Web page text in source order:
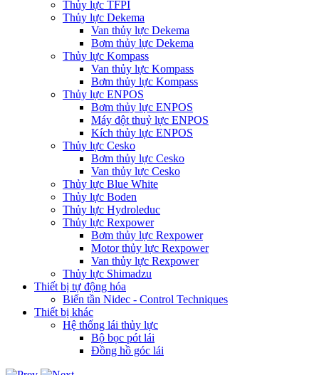
Thủy lực TFPI
Thủy lực Dekema
Van thủy lực Dekema
Bơm thủy lực Dekema
Thủy lực Kompass
Van thủy lực Kompass
Bơm thủy lực Kompass
Thủy lực ENPOS
Bơm thủy lực ENPOS
Máy đột thuỷ lực ENPOS
Kích thủy lực ENPOS
Thủy lực Cesko
Bơm thủy lực Cesko
Van thủy lực Cesko
Thủy lực Blue White
Thủy lực Boden
Thủy lực Hydroleduc
Thủy lực Rexpower
Bơm thủy lực Rexpower
Motor thủy lực Rexpower
Van thủy lực Rexpower
Thủy lực Shimadzu
Thiết bị tự động hóa
Biến tần Nidec - Control Techniques
Thiết bị khác
Hệ thống lái thủy lực
Bộ bọc pót lái
Đồng hồ góc lái